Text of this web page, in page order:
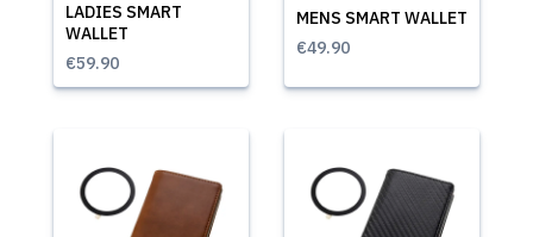
LADIES SMART
WALLET
€59.90
MENS SMART WALLET
€49.90